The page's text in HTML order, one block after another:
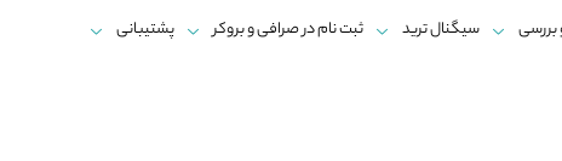
سیگنال ترید ثبت نام در صرافی و بروکر پشتیبانی